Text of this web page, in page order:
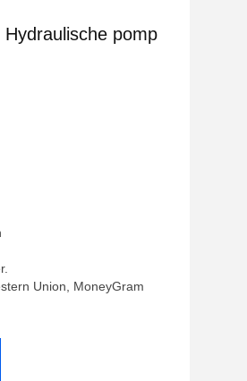
pomp
Union, MoneyGram